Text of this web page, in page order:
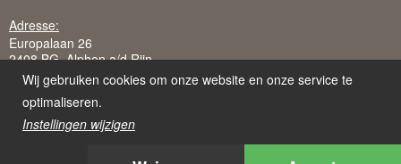
Adresse:
Europalaan 26
2408 BG Alphen a/d Rijn
Curacao-Exclusief is een handelsnaam van Juffermans
Vakantieverhuur B.V., ingeschreven bij K.v.K. te 's-Gravenhage:
Wij gebruiken cookies om onze website en onze service te
optimaliseren.
Instellingen wijzigen